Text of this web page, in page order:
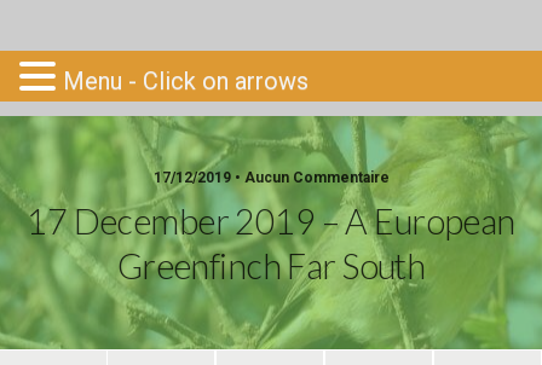
Go-South
17/12/2019 • Aucun Commentaire
17 December 2019 – A European
Greenfinch Far South
Menu - Click on arrows